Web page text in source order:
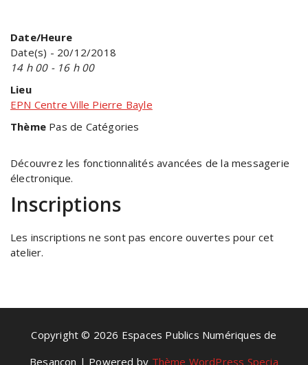
Date/Heure
Date(s) - 20/12/2018
14 h 00 - 16 h 00
Lieu
EPN Centre Ville Pierre Bayle
Thème Pas de Catégories
Découvrez les fonctionnalités avancées de la messagerie
électronique.
Inscriptions
Les inscriptions ne sont pas encore ouvertes pour cet
atelier.
Copyright © 2026 Espaces Publics Numériques de
Besançon | Powered by Thème WordPress Specia